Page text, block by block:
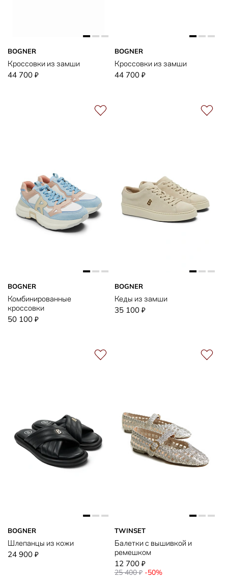
BOGNER
Кроссовки из замши
44 700 ₽
BOGNER
Кроссовки из замши
44 700 ₽
BOGNER
Комбинированные
кроссовки
50 100 ₽
BOGNER
Кеды из замши
35 100 ₽
BOGNER
Шлепанцы из кожи
24 900 ₽
TWINSET
Балетки с вышивкой и
ремешком
12 700 ₽
25 400₽ -50%